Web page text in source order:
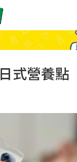
式營養點